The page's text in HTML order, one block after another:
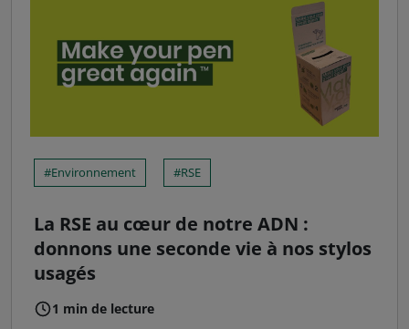
Environnement RSE
La RSE au cœur de notre ADN :
donnons une seconde vie à nos stylos
usagés
1 min de lecture